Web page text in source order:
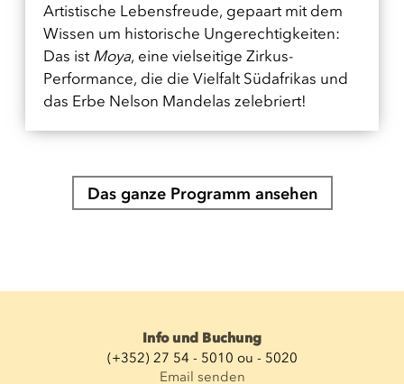
Artistische Lebensfreude, gepaart mit dem
Wissen um historische Ungerechtigkeiten:
Das ist Moya, eine vielseitige Zirkus-
Performance, die die Vielfalt Südafrikas und
das Erbe Nelson Mandelas zelebriert!
Das ganze Programm ansehen
Info und Buchung
(+352) 27 54 - 5010 ou - 5020
Email senden